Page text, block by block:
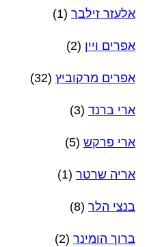
אלעזר זילבר (1)
אפרים ויין (2)
אפרים מרקוביץ (32)
ארי ברנד (3)
ארי פרקש (5)
אריה שרטר (1)
בנצי הלר (8)
ברוך הומינר (2)